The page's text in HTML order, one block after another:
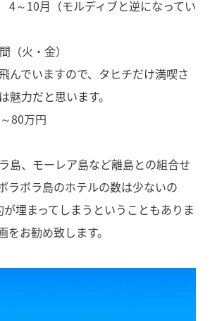
4～10月（モルディブと逆になってい
（火・金）
んでいますので、タヒチだけ満喫さ
魅力だと思います。
80万円
島、モーレア島など離島との組合せ
ラボラ島のホテルの数は少ないの
埋まってしまうということもありま
をお勧め致します。